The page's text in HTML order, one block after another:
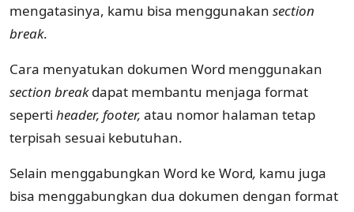
mengatasinya, kamu bisa menggunakan section
break.
Cara menyatukan dokumen Word menggunakan
section breakdapat membantu menjaga format
seperti header, footer, atau nomor halaman tetap
terpisah sesuai kebutuhan.
Selain menggabungkan Word ke Word, kamu juga
bisa menggabungkan dua dokumen dengan format